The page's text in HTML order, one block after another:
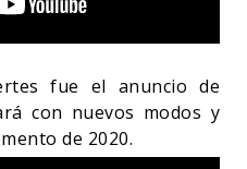
fue el anuncio de
con nuevos modos y
de 2020.